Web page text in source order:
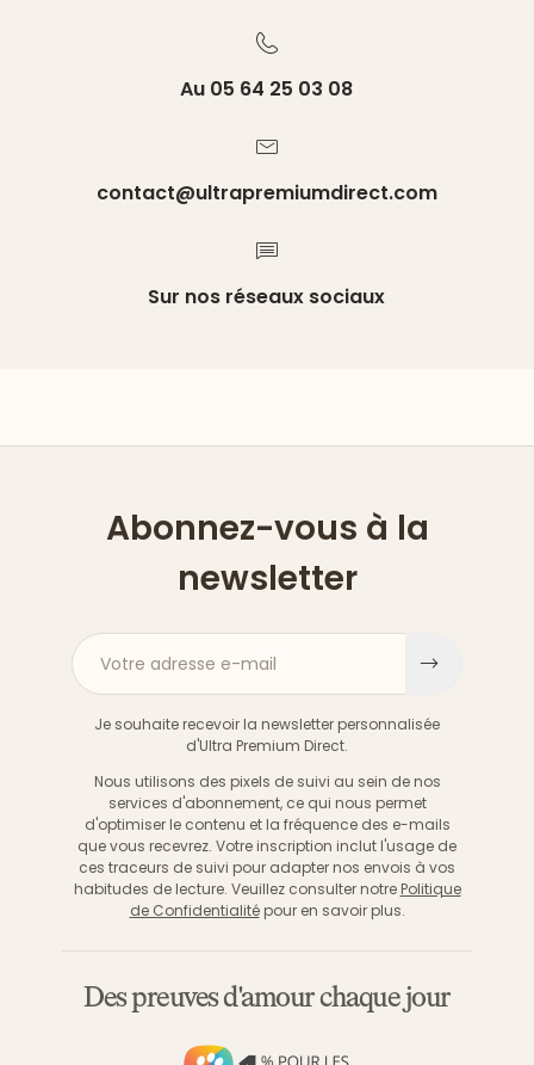
Au 05 64 25 03 08
contact@ultrapremiumdirect.com
Sur nos réseaux sociaux
Abonnez-vous à la
newsletter
Votre adresse e-mail
Je souhaite recevoir la newsletter personnalisée
d'Ultra Premium Direct.
Nous utilisons des pixels de suivi au sein de nos
services d'abonnement, ce qui nous permet
d'optimiser le contenu et la fréquence des e-mails
que vous recevrez. Votre inscription inclut l'usage de
ces traceurs de suivi pour adapter nos envois à vos
habitudes de lecture. Veuillez consulter notre Politique
de Confidentialitépour en savoir plus.
Des preuves d'amour chaque jour